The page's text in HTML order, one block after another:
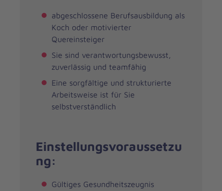
abgeschlossene Berufsausbildung als
Koch oder motivierter
Quereinsteiger
Sie sind verantwortungsbewusst,
zuverlässig und teamfähig
Eine sorgfältige und strukturierte
Arbeitsweise ist für Sie
selbstverständlich
Einstellungsvoraussetzu
ng:
Gültiges Gesundheitszeugnis